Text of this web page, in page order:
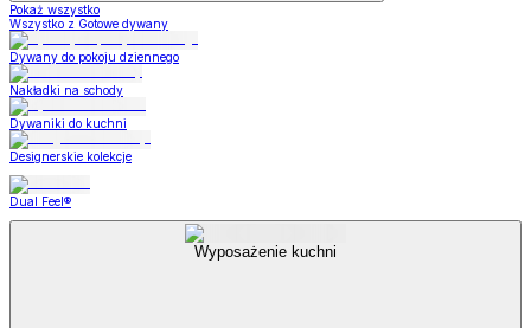
Pokaż wszystko
Wszystko z Gotowe dywany
Dywany do pokoju dziennego
Nakładki na schody
Dywaniki do kuchni
Designerskie kolekcje
Dual Feel®
Wyposażenie kuchni